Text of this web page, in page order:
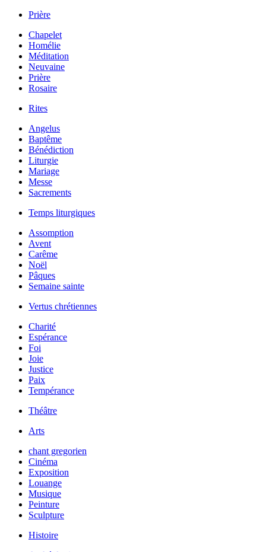
Prière
Chapelet
Homélie
Méditation
Neuvaine
Prière
Rosaire
Rites
Angelus
Baptême
Bénédiction
Liturgie
Mariage
Messe
Sacrements
Temps liturgiques
Assomption
Avent
Carême
Noël
Pâques
Semaine sainte
Vertus chrétiennes
Charité
Espérance
Foi
Joie
Justice
Paix
Tempérance
Théâtre
Arts
chant gregorien
Cinéma
Exposition
Louange
Musique
Peinture
Sculpture
Histoire